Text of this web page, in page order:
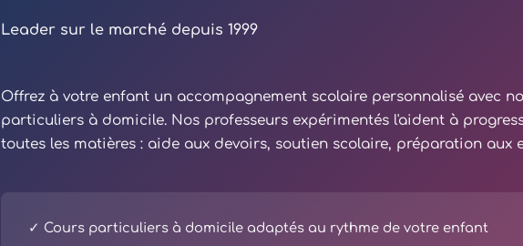
Leader sur le marché depuis 1999
Offrez à votre enfant un accompagnement scolaire personnalisé avec
particuliers à domicile. Nos professeurs expérimentés l'aident à
toutes les matières : aide aux devoirs, soutien scolaire, préparation aux
✓ Cours particuliers à domicile adaptés au rythme de votre enfant